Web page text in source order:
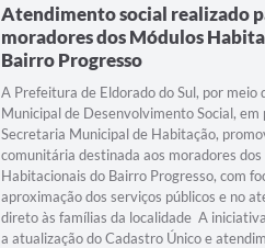
Atendimento social realizado
moradores dos Módulos
Bairro Progresso
A Prefeitura de Eldorado do Sul, por meio
Municipal de Desenvolvimento Social, em
Secretaria Municipal de Habitação,
comunitária destinada aos moradores dos
Habitacionais do Bairro Progresso, com
aproximação dos serviços públicos e no
direto às famílias da localidade A
a atualização do Cadastro Único e